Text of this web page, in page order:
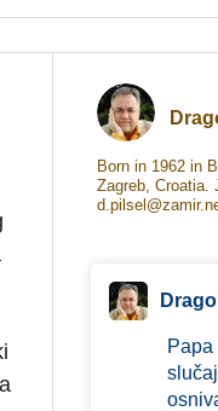
Born in 1962 in
Zagreb, Croatia.